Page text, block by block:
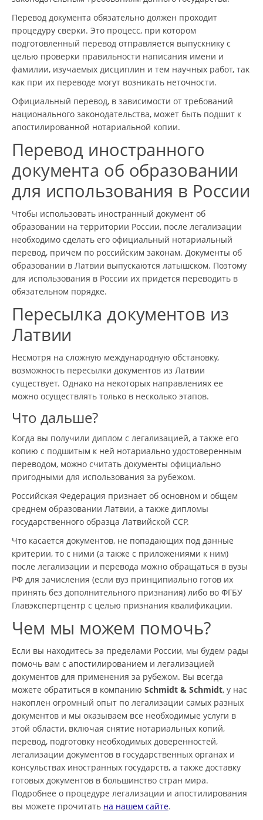
Перевод документа обязательно должен проходит
процедуру сверки. Это процесс, при котором
подготовленный перевод отправляется выпускнику с
целью проверки правильности написания имени и
фамилии, изучаемых дисциплин и тем научных работ, так
как при их переводе могут возникать неточности.
Официальный перевод, в зависимости от требований
национального законодательства, может быть подшит к
апостилированной нотариальной копии.
Перевод иностранного
документа об образовании
для использования в России
Чтобы использовать иностранный документ об
образовании на территории России, после легализации
необходимо сделать его официальный нотариальный
перевод, причем по российским законам. Документы об
образовании в Латвии выпускаются латышском. Поэтому
для использования в России их придется переводить в
обязательном порядке.
Пересылка документов из
Латвии
Несмотря на сложную международную обстановку,
возможность пересылки документов из Латвии
существует. Однако на некоторых направлениях ее
можно осуществлять только в несколько этапов.
Что дальше?
Когда вы получили диплом с легализацией, а также его
копию с подшитым к ней нотариально удостоверенным
переводом, можно считать документы официально
пригодными для использования за рубежом.
Российская Федерация признает об основном и общем
среднем образовании Латвии, а также дипломы
государственного образца Латвийской ССР.
Что касается документов, не попадающих под данные
критерии, то с ними (а также с приложениями к ним)
после легализации и перевода можно обращаться в вузы
РФ для зачисления (если вуз принципиально готов их
принять без дополнительного признания) либо во ФГБУ
Главэкспертцентр с целью признания квалификации.
Чем мы можем помочь?
Если вы находитесь за пределами России, мы будем рады
помочь вам с апостилированием и легализацией
документов для применения за рубежом. Вы всегда
можете обратиться в компанию Schmidt & Schmidt, у нас
накоплен огромный опыт по легализации самых разных
документов и мы оказываем все необходимые услуги в
этой области, включая снятие нотариальных копий,
перевод, подготовку необходимых доверенностей,
легализации документов в государственных органах и
консульствах иностранных государств, а также доставку
готовых документов в большинство стран мира.
Подробнее о процедуре легализации и апостилирования
вы можете прочитать на нашем сайте.